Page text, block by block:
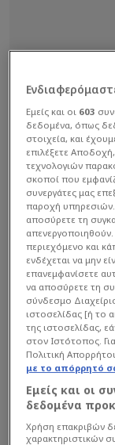
Ο 35χρονος
Εμείς και οι 603
δεδομένα, όπως
στοιχεία, και
επιλέξετε
τεχνολογιών
σκοποί που
συνεργάτες μας
παροχή
αποσύρετε τη
περιεχόμενο και
ενδέχεται να μην
επανεμφανίσετε
να αποσύρετε τη
σύνδεσμο
ιστοσελίδας [ή το
της ιστοσελίδας,
στον Ιστότοπος.
Πολιτική
με το απόρρητό
Εμείς και οι
δεδομένα
Χρήση επακριβών
χαρακτηριστικών